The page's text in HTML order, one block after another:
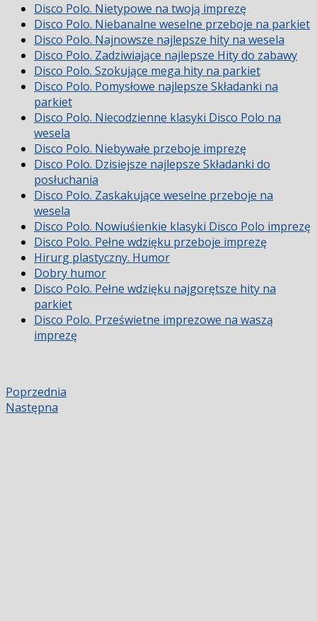
Disco Polo. Nietypowe na twoją imprezę
Disco Polo. Niebanalne weselne przeboje na parkiet
Disco Polo. Najnowsze najlepsze hity na wesela
Disco Polo. Zadziwiające najlepsze Hity do zabawy
Disco Polo. Szokujące mega hity na parkiet
Disco Polo. Pomysłowe najlepsze Składanki na
parkiet
Disco Polo. Niecodzienne klasyki Disco Polo na
wesela
Disco Polo. Niebywałe przeboje imprezę
Disco Polo. Dzisiejsze najlepsze Składanki do
posłuchania
Disco Polo. Zaskakujące weselne przeboje na
wesela
Disco Polo. Nowiuśienkie klasyki Disco Polo imprezę
Disco Polo. Pełne wdzięku przeboje imprezę
Hirurg plastyczny. Humor
Dobry humor
Disco Polo. Pełne wdzięku najgorętsze hity na
parkiet
Disco Polo. Prześwietne imprezowe na waszą
imprezę
Poprzednia
Następna